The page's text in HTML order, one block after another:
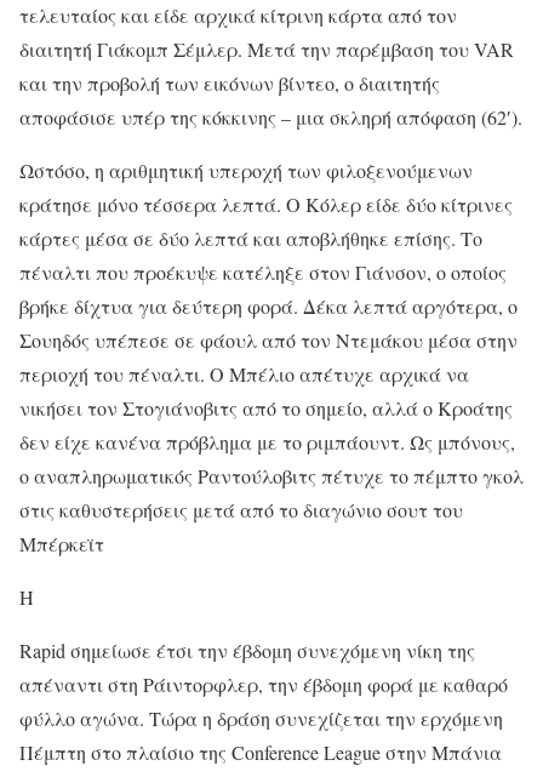
τελευταίος και είδε αρχικά κίτρινη κάρτα από τον
διαιτητή Γιάκομπ Σέμλερ. Μετά την παρέμβαση του VAR
και την προβολή των εικόνων βίντεο, ο διαιτητής
αποφάσισε υπέρ της κόκκινης – μια σκληρή απόφαση (62′).
Ωστόσο, η αριθμητική υπεροχή των φιλοξενούμενων
κράτησε μόνο τέσσερα λεπτά. Ο Κόλερ είδε δύο κίτρινες
κάρτες μέσα σε δύο λεπτά και αποβλήθηκε επίσης. Το
πέναλτι που προέκυψε κατέληξε στον Γιάνσον, ο οποίος
βρήκε δίχτυα για δεύτερη φορά. Δέκα λεπτά αργότερα, ο
Σουηδός υπέπεσε σε φάουλ από τον Ντεμάκου μέσα στην
περιοχή του πέναλτι. Ο Μπέλιο απέτυχε αρχικά να
νικήσει τον Στογιάνοβιτς από το σημείο, αλλά ο Κροάτης
δεν είχε κανένα πρόβλημα με το ριμπάουντ. Ως μπόνους,
ο αναπληρωματικός Ραντούλοβιτς πέτυχε το πέμπτο γκολ
στις καθυστερήσεις μετά από το διαγώνιο σουτ του
Μπέρκεϊτ
Η
Rapid σημείωσε έτσι την έβδομη συνεχόμενη νίκη της
απέναντι στη Ράιντορφλερ, την έβδομη φορά με καθαρό
φύλλο αγώνα. Τώρα η δράση συνεχίζεται την ερχόμενη
Πέμπτη στο πλαίσιο της Conference League στην Μπάνια